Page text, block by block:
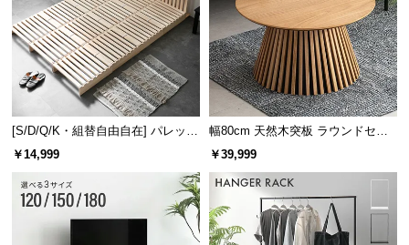
[S/D/Q/K・組替自由自在] パレット
ベッド 8/12/16枚セット
￥14,999
幅80cm 天然木突板 ラウンドセン
ターテーブル 美しい格子デザイン
￥39,999